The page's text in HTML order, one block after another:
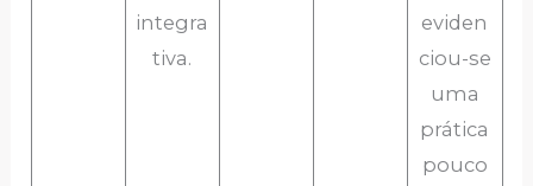
integra
tiva.
eviden
ciou-se
uma
prática
pouco